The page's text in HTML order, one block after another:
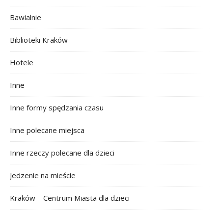
Bawialnie
Biblioteki Kraków
Hotele
Inne
Inne formy spędzania czasu
Inne polecane miejsca
Inne rzeczy polecane dla dzieci
Jedzenie na mieście
Kraków – Centrum Miasta dla dzieci